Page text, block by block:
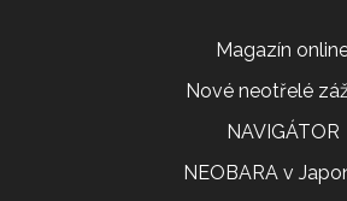
Magazín
Nové neotřelé
NAVIGÁTOR
NEOBARA v